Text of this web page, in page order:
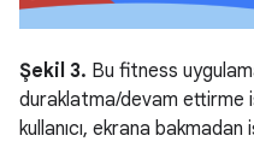
Şekil 3. Bu fitness
duraklatma/devam ettirme
kullanıcı, ekrana